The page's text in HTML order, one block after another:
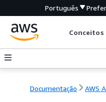
Português
Conceitos
Documentação AWS